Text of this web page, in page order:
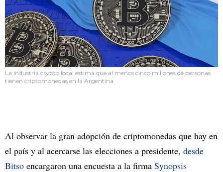
La industria crypto local estima que al menos cinco millones de personas
tienen criptomonedas en la Argentina
Al observar la gran adopción de criptomonedas que hay en
el país y al acercarse las elecciones a presidente, desde
Bitso encargaron una encuesta a la firma Synopsis